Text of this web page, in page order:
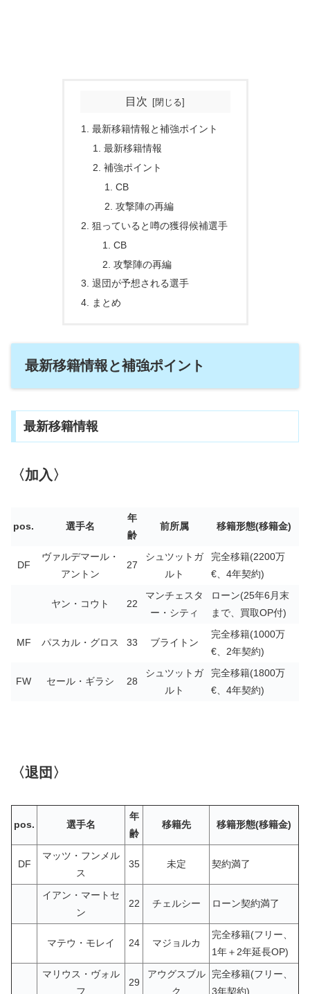
目次
最新移籍情報と補強ポイント
最新移籍情報
補強ポイント
CB
攻撃陣の再編
狙っていると噂の獲得候補選手
CB
攻撃陣の再編
退団が予想される選手
まとめ
最新移籍情報と補強ポイント
最新移籍情報
〈加入〉
pos. 選手名
年
齢
前所属 移籍形態(移籍金)
DF
ヴァルデマール・
アントン
27
シュツットガ
ルト
完全移籍(2200万
€、4年契約)
ヤン・コウト 22
マンチェスタ
ー・シティ
ローン(25年6月末
まで、買取OP付)
MF パスカル・グロス 33 ブライトン
完全移籍(1000万
€、2年契約)
FW セール・ギラシ 28
シュツットガ
ルト
完全移籍(1800万
€、4年契約)
〈退団〉
pos. 選手名
年
齢
移籍先 移籍形態(移籍金)
DF
マッツ・フンメル
ス
35 未定 契約満了
イアン・マートセ
ン
22 チェルシー ローン契約満了
マテウ・モレイ 24 マジョルカ
完全移籍(フリー、
1年＋2年延長OP)
マリウス・ヴォル
フ
29
アウグスブル
ク
完全移籍(フリー、
3年契約)